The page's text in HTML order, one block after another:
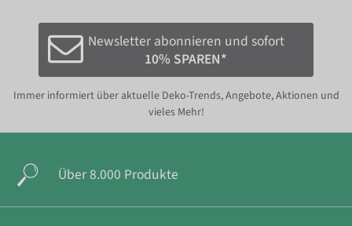
Newsletter abonnieren und sofort
10% SPAREN*
Immer informiert über aktuelle Deko-Trends, Angebote, Aktionen und
vieles Mehr!
Über 8.000 Produkte